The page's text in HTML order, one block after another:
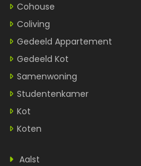
Cohouse
Coliving
Gedeeld Appartement
Gedeeld Kot
Samenwoning
Studentenkamer
Kot
Koten
Aalst